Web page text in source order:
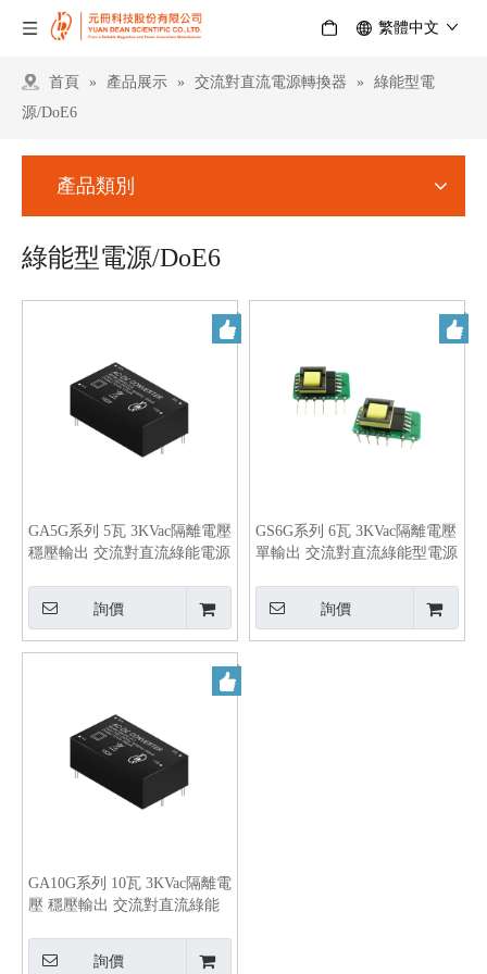
繁體中文
首頁 » 產品展示 » 交流對直流電源轉換器 »
綠能型電
源/DoE6
產品類別
綠能型電源/DoE6
GA5G系列 5瓦 3KVac隔離電壓
穩壓輸出 交流對直流綠能電源
詢價
GS6G系列 6瓦 3KVac隔離電壓
單輸出 交流對直流綠能型電源
詢價
GA10G系列 10瓦 3KVac隔離電
壓 穩壓輸出 交流對直流綠能
詢價